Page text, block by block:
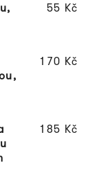
55 Kč
170 Kč
185 Kč